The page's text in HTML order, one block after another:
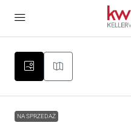
NA SPRZEDAŻ